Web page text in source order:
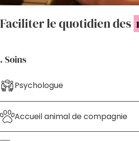
Faciliter le quotidien des
. Soins
Psychologue
Accueil animal de compagnie